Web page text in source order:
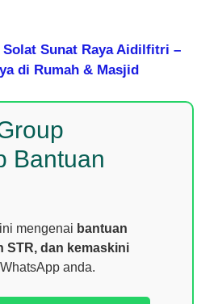
Solat Sunat Raya Aidilfitri –
di Rumah & Masjid
Bantuan
mengenai bantuan
STR, dan kemaskini
anda.